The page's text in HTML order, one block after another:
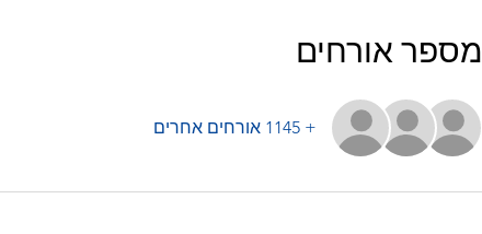
מספר אורחים
+ 1145 אורחים אחרים